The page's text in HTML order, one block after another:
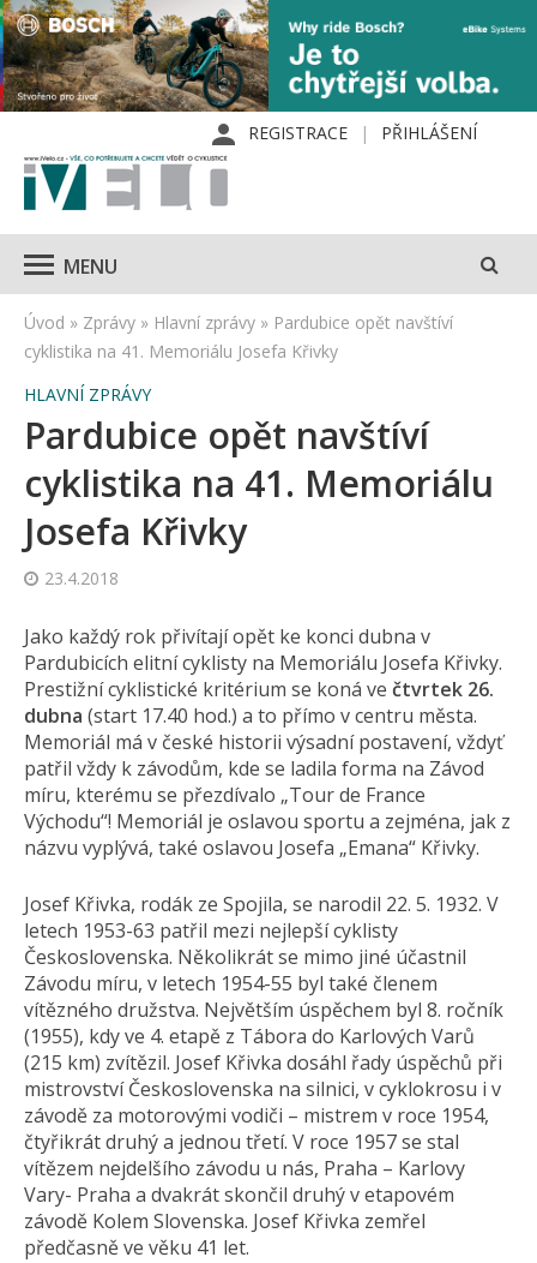
REGISTRACE PŘIHLÁŠENÍ
MENU
Úvod » Zprávy » Hlavní zprávy » Pardubice opět navštíví
cyklistika na 41. Memoriálu Josefa Křivky
HLAVNÍ ZPRÁVY
Pardubice opět navštíví
cyklistika na 41. Memoriálu
Josefa Křivky
23.4.2018
Jako každý rok přivítají opět ke konci dubna v
Pardubicích elitní cyklisty na Memoriálu Josefa Křivky.
Prestižní cyklistické kritérium se koná ve čtvrtek 26.
dubna (start 17.40 hod.) a to přímo v centru města.
Memoriál má v české historii výsadní postavení, vždyť
patřil vždy k závodům, kde se ladila forma na Závod
míru, kterému se přezdívalo „Tour de France
Východu“! Memoriál je oslavou sportu a zejména, jak z
názvu vyplývá, také oslavou Josefa „Emana“ Křivky.
Josef Křivka, rodák ze Spojila, se narodil 22. 5. 1932. V
letech 1953-63 patřil mezi nejlepší cyklisty
Československa. Několikrát se mimo jiné účastnil
Závodu míru, v letech 1954-55 byl také členem
vítězného družstva. Největším úspěchem byl 8. ročník
(1955), kdy ve 4. etapě z Tábora do Karlových Varů
(215 km) zvítězil. Josef Křivka dosáhl řady úspěchů při
mistrovství Československa na silnici, v cyklokrosu i v
závodě za motorovými vodiči – mistrem v roce 1954,
čtyřikrát druhý a jednou třetí. V roce 1957 se stal
vítězem nejdelšího závodu u nás, Praha – Karlovy
Vary- Praha a dvakrát skončil druhý v etapovém
závodě Kolem Slovenska. Josef Křivka zemřel
předčasně ve věku 41 let.